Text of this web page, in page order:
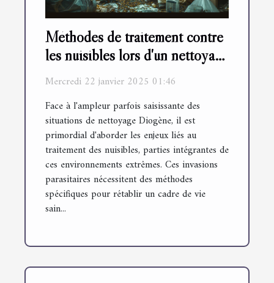
Méthodes de traitement contre
les nuisibles lors d'un nettoyage
Diogène
Mercredi 22 janvier 2025 01:46
Face à l'ampleur parfois saisissante des
situations de nettoyage Diogène, il est
primordial d'aborder les enjeux liés au
traitement des nuisibles, parties intégrantes de
ces environnements extrêmes. Ces invasions
parasitaires nécessitent des méthodes
spécifiques pour rétablir un cadre de vie
sain...